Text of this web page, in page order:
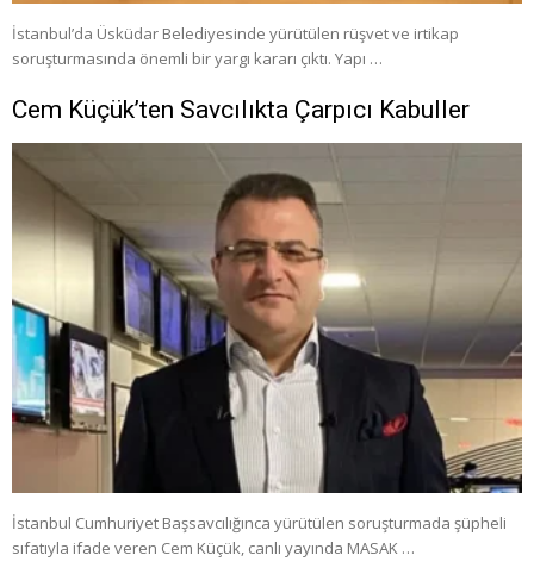
İstanbul’da Üsküdar Belediyesinde yürütülen rüşvet ve irtikap
soruşturmasında önemli bir yargı kararı çıktı. Yapı …
Cem Küçük’ten Savcılıkta Çarpıcı Kabuller
İstanbul Cumhuriyet Başsavcılığınca yürütülen soruşturmada şüpheli
sıfatıyla ifade veren Cem Küçük, canlı yayında MASAK …